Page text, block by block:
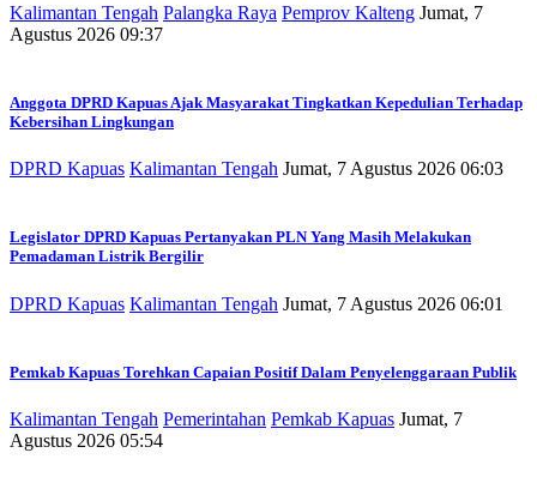
Kalimantan Tengah Palangka Raya Pemprov Kalteng Jumat, 7
Agustus 2026 09:37
Anggota DPRD Kapuas Ajak Masyarakat Tingkatkan Kepedulian Terhadap
Kebersihan Lingkungan
DPRD Kapuas Kalimantan Tengah Jumat, 7 Agustus 2026 06:03
Legislator DPRD Kapuas Pertanyakan PLN Yang Masih Melakukan
Pemadaman Listrik Bergilir
DPRD Kapuas Kalimantan Tengah Jumat, 7 Agustus 2026 06:01
Pemkab Kapuas Torehkan Capaian Positif Dalam Penyelenggaraan Publik
Kalimantan Tengah Pemerintahan Pemkab Kapuas Jumat, 7
Agustus 2026 05:54